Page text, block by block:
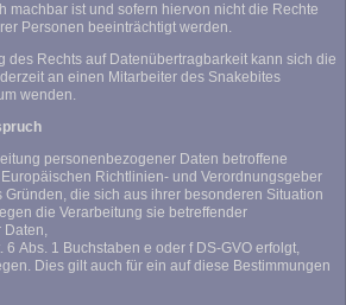
machbar ist und sofern hiervon nicht die Rechte
Personen beeinträchtigt werden.
des Rechts auf Datenübertragbarkeit kann sich die
an einen Mitarbeiter des Snakebites
wenden.
personenbezogener Daten betroffene
Richtlinien- und Verordnungsgeber
Gründen, die sich aus ihrer besonderen Situation
die Verarbeitung sie betreffender
Daten,
6 Abs. 1 Buchstaben e oder f DS-GVO erfolgt,
Dies gilt auch für ein auf diese Bestimmungen